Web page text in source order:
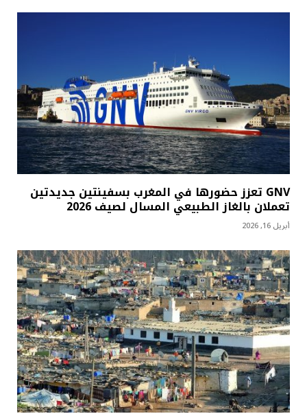
GNV تعزز حضورها في المغرب بسفينتين جديدتين
تعملان بالغاز الطبيعي المسال لصيف 2026
أبريل 16, 2026